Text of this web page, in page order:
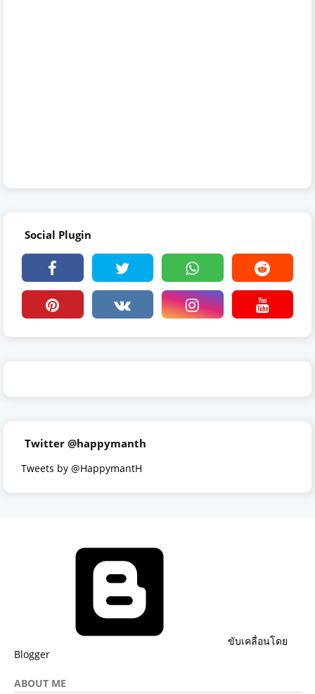
Social Plugin
Twitter @happymanth
Tweets by @HappymantH
ขับเคลื่อนโดย
Blogger
ABOUT ME